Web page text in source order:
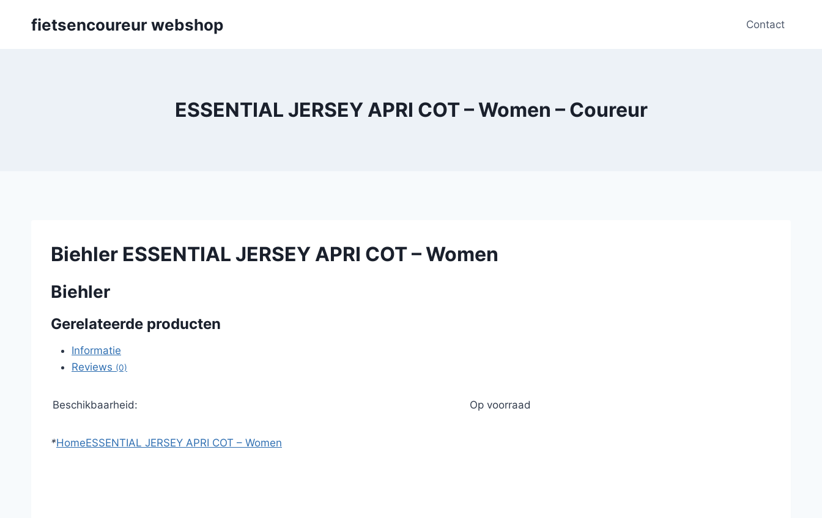
fietsencoureur webshop Contact
ESSENTIAL JERSEY APRI COT – Women – Coureur
Biehler ESSENTIAL JERSEY APRI COT – Women
Biehler
Gerelateerde producten
Informatie
Reviews (0)
Beschikbaarheid: Op voorraad
*HomeESSENTIAL JERSEY APRI COT – Women